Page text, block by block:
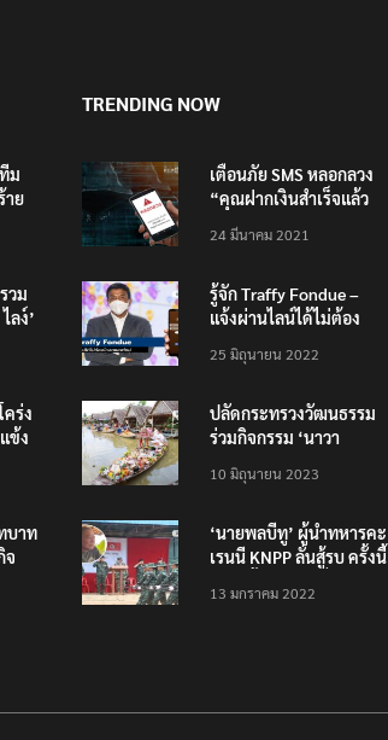
ม
าย
วม
ลง์’
ร่ง
ข้ง
อ
บาท
จ
TRENDING NOW
เตือนภัย SMS หลอกลวง
“คุณฝากเงินสำเร็จแล้ว
200,000 บาท”
24 มีนาคม 2021
รู้จัก Traffy Fondue –
แจ้งผ่านไลน์ได้ไม่ต้อง
ทั่วไทย ไม่ใช่แค่ในกรุง
25 มิถุนายน 2022
ปลัดกระทรวงวัฒนธรรม
ร่วมกิจกรรม ‘นาวา
ตักบาตรทางน้ำ
10 มิถุนายน 2023
‘นายพลบีทู’ ผู้นำทหารคะ
เรนนี KNPP ลั่นสู้รบ ครั้งนี้
ประชาชนต้องชนะ
13 มกราคม 2022